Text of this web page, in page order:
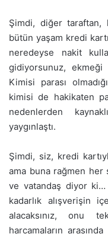
Şimdi, diğer taraftan,
bütün yaşam kredi
neredeyse nakit
gidiyorsunuz, ekmeği
Kimisi parası
kimisi de hakikaten
nedenlerden
yaygınlaştı.
Şimdi, siz, kredi
ama buna rağmen her
ve vatandaş diyor
kadarlık alışverişin
alacaksınız, onu
harcamaların